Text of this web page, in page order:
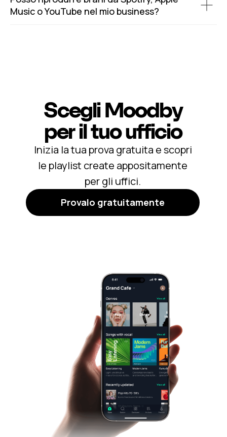
Music o YouTube nel mio business?
Scegli Moodby
per il tuo ufficio
Inizia la tua prova gratuita e scopri
le playlist create appositamente
per gli uffici.
Provalo gratuitamente